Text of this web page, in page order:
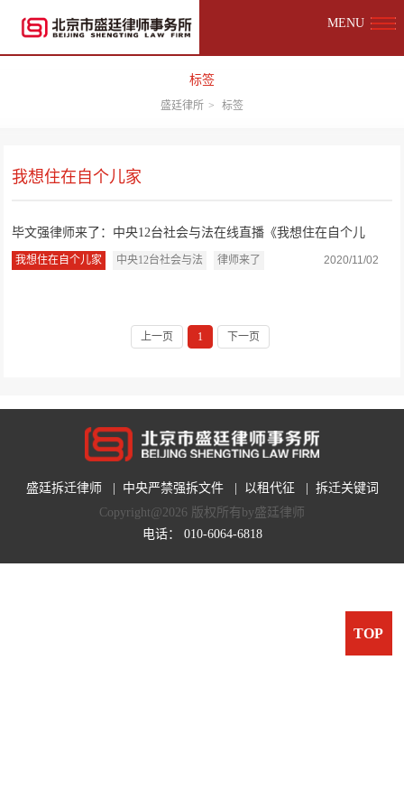
MENU
标签
盛廷律所 > 标签
我想住在自个儿家
毕文强律师来了：中央12台社会与法在线直播《我想住在自个儿
家》
我想住在自个儿家 中央12台社会与法 律师来了 2020/11/02
上一页 1 下一页
盛廷拆迁律师 中央严禁强拆文件 以租代征
拆迁关键词
Copyright@2026 版权所有by盛廷律师
电话： 010-6064-6818
TOP